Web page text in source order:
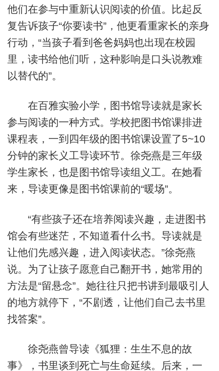
他们在参与中重新认识阅读的价值。比起反
复告诉孩子“你要读书”，他更看重家长的亲身
行动，“当孩子看到爸爸妈妈也出现在校园
里，读书给他们听，这种影响是口头说教难
以替代的”。
在百雅实验小学，图书馆导读就是家长
参与阅读的一种方式。学校把图书馆课排进
课程表，一到四年级的图书馆课设置了5~10
分钟的家长义工导读环节。徐尧燕是三年级
学生家长，也是图书馆导读组义工。在她看
来，导读更像是图书馆课前的“暖场”。
“有些孩子还在培养阅读兴趣，走进图书
馆会有些迷茫，不知道看什么书。导读就是
让他们先感兴趣，进入阅读状态。”徐尧燕
说。为了让孩子愿意自己翻开书，她常用的
方法是“留悬念”。她往往只把书讲到最吸引人
的地方就停下，“不剧透，让他们自己去书里
找答案”。
徐尧燕曾导读《狐狸：生生不息的故
事》，书里谈到死亡与生命延续。后来，一